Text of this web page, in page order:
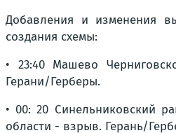
Добавления и изменения
создания схемы:
• 23:40 Машево
Герани/Герберы.
• 00: 20 Синельниковский
области - взрыв. Герань/